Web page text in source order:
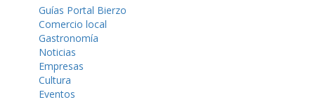
Guías Portal Bierzo
Comercio local
Gastronomía
Noticias
Empresas
Cultura
Eventos